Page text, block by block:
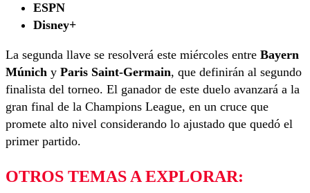
ESPN
Disney+
La segunda llave se resolverá este miércoles entre Bayern
Múnich y Paris Saint-Germain, que definirán al segundo
finalista del torneo. El ganador de este duelo avanzará a la
gran final de la Champions League, en un cruce que
promete alto nivel considerando lo ajustado que quedó el
primer partido.
OTROS TEMAS A EXPLORAR: